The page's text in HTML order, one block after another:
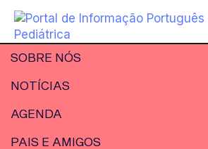
SOBRE NÓS
NOTÍCIAS
AGENDA
PAIS E AMIGOS